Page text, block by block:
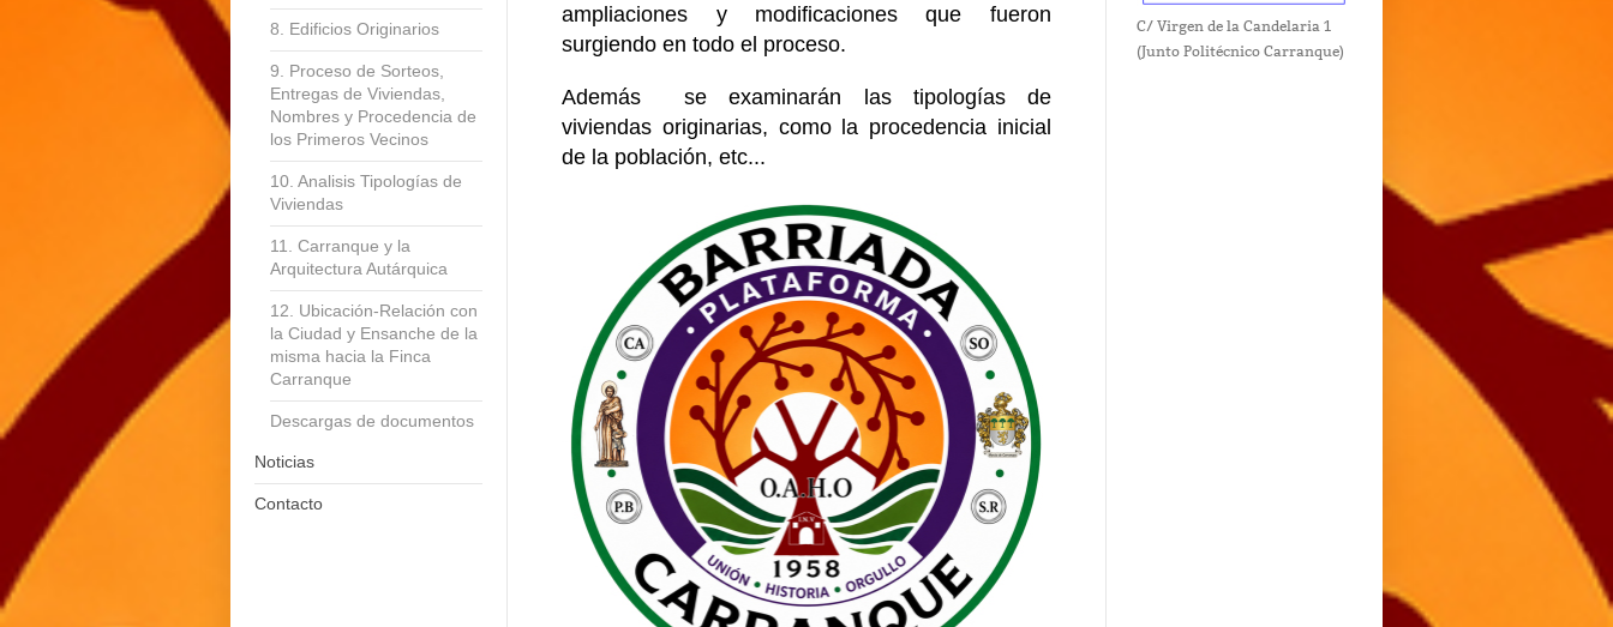
8. Edificios Originarios
9. Proceso de Sorteos,
Entregas de Viviendas,
Nombres y Procedencia de
los Primeros Vecinos
10. Analisis Tipologías de
Viviendas
11. Carranque y la
Arquitectura Autárquica
12. Ubicación-Relación con
la Ciudad y Ensanche de la
misma hacia la Finca
Carranque
Descargas de documentos
Noticias
Contacto
ampliaciones y modificaciones que fueron
surgiendo en todo el proceso.
Además se examinarán las tipologías de
viviendas originarias, como la procedencia inicial
de la población, etc...
C/ Virgen de la Candelaria 1
(Junto Politécnico Carranque)